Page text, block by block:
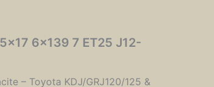
6×139 7 ET25 J12-
– Toyota KDJ/GRJ120/125 &